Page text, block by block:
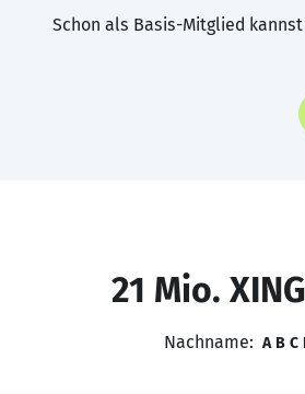
Schon als Basis-Mitglied
21 Mio.
Nachname: A B C